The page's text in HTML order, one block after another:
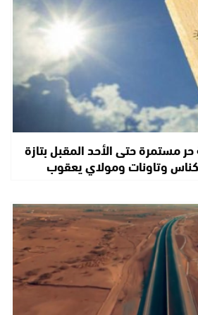
مستمرة حتى الأحد المقبل بتازة
وتاونات ومولاي يعقوب